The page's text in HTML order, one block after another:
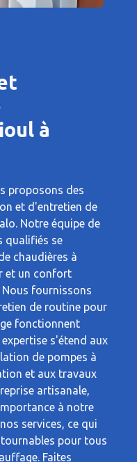
à
proposons des
et d'entretien de
Notre équipe de
qualifiés se
chaudières à
et un confort
fournissons
de routine pour
fonctionnent
s'étend aux
de pompes à
et aux travaux
artisanale,
à notre
services, ce qui
pour tous
Faites